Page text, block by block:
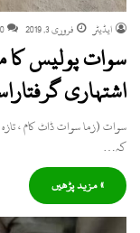
ایڈیٹر فروری 3, 2019 0
سوات پولیس کا
اشتہاری
کہ…
» مزید پڑھیں